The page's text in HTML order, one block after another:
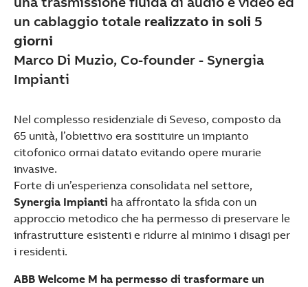
un cablaggio totale realizzato in soli 5
giorni
Marco Di Muzio, Co-founder - Synergia
Impianti
Nel complesso residenziale di Seveso, composto da
65 unità, l’obiettivo era sostituire un impianto
citofonico ormai datato evitando opere murarie
invasive.
Forte di un’esperienza consolidata nel settore,
Synergia Impianti ha affrontato la sfida con un
approccio metodico che ha permesso di preservare le
infrastrutture esistenti e ridurre al minimo i disagi per
i residenti.
ABB Welcome M ha permesso di trasformare un